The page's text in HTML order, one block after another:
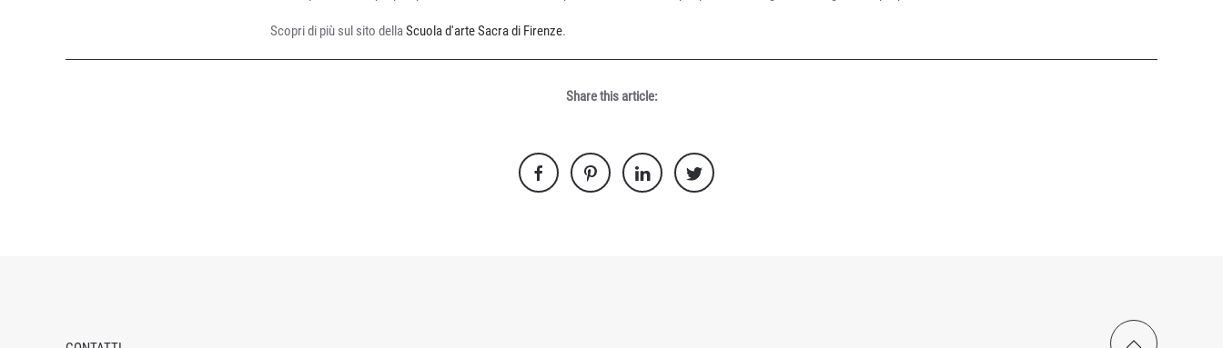
Scopri di più sul sito dellaScuola d'arte Sacra di Firenze.
Share this article: